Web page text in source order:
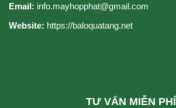
Email: info.mayhopphat@gmail.com
Website: https://baloquatang.net
TƯ VẤN MIỄN PHÍ